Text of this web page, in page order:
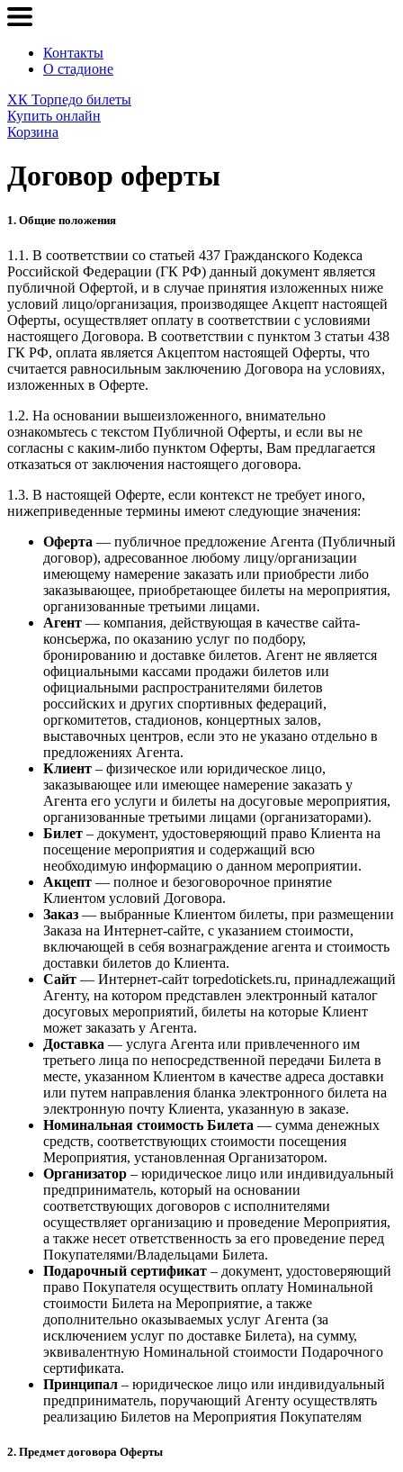
Контакты
О стадионе
ХК Торпедо билеты
Купить онлайн
Корзина
Договор оферты
1. Общие положения
1.1. В соответствии со статьей 437 Гражданского Кодекса
Российской Федерации (ГК РФ) данный документ является
публичной Офертой, и в случае принятия изложенных ниже
условий лицо/организация, производящее Акцепт настоящей
Оферты, осуществляет оплату в соответствии с условиями
настоящего Договора. В соответствии с пунктом 3 статьи 438
ГК РФ, оплата является Акцептом настоящей Оферты, что
считается равносильным заключению Договора на условиях,
изложенных в Оферте.
1.2. На основании вышеизложенного, внимательно
ознакомьтесь с текстом Публичной Оферты, и если вы не
согласны с каким-либо пунктом Оферты, Вам предлагается
отказаться от заключения настоящего договора.
1.3. В настоящей Оферте, если контекст не требует иного,
нижеприведенные термины имеют следующие значения:
Оферта — публичное предложение Агента (Публичный
договор), адресованное любому лицу/организации
имеющему намерение заказать или приобрести либо
заказывающее, приобретающее билеты на мероприятия,
организованные третьими лицами.
Агент — компания, действующая в качестве сайта-
консьержа, по оказанию услуг по подбору,
бронированию и доставке билетов. Агент не является
официальными кассами продажи билетов или
официальными распространителями билетов
российских и других спортивных федераций,
оргкомитетов, стадионов, концертных залов,
выставочных центров, если это не указано отдельно в
предложениях Агента.
Клиент – физическое или юридическое лицо,
заказывающее или имеющее намерение заказать у
Агента его услуги и билеты на досуговые мероприятия,
организованные третьими лицами (организаторами).
Билет – документ, удостоверяющий право Клиента на
посещение мероприятия и содержащий всю
необходимую информацию о данном мероприятии.
Акцепт — полное и безоговорочное принятие
Клиентом условий Договора.
Заказ — выбранные Клиентом билеты, при размещении
Заказа на Интернет-сайте, с указанием стоимости,
включающей в себя вознаграждение агента и стоимость
доставки билетов до Клиента.
Сайт — Интернет-сайт torpedotickets.ru, принадлежащий
Агенту, на котором представлен электронный каталог
досуговых мероприятий, билеты на которые Клиент
может заказать у Агента.
Доставка — услуга Агента или привлеченного им
третьего лица по непосредственной передачи Билета в
месте, указанном Клиентом в качестве адреса доставки
или путем направления бланка электронного билета на
электронную почту Клиента, указанную в заказе.
Номинальная стоимость Билета — сумма денежных
средств, соответствующих стоимости посещения
Мероприятия, установленная Организатором.
Организатор – юридическое лицо или индивидуальный
предприниматель, который на основании
соответствующих договоров с исполнителями
осуществляет организацию и проведение Мероприятия,
а также несет ответственность за его проведение перед
Покупателями/Владельцами Билета.
Подарочный сертификат – документ, удостоверяющий
право Покупателя осуществить оплату Номинальной
стоимости Билета на Мероприятие, а также
дополнительно оказываемых услуг Агента (за
исключением услуг по доставке Билета), на сумму,
эквивалентную Номинальной стоимости Подарочного
сертификата.
Принципал – юридическое лицо или индивидуальный
предприниматель, поручающий Агенту осуществлять
реализацию Билетов на Мероприятия Покупателям
2. Предмет договора Оферты